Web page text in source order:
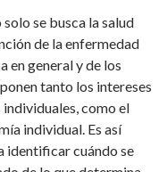
se busca la salud
de la enfermedad
en general y de los
tanto los intereses
como el
individual. Es así
identificar cuándo se